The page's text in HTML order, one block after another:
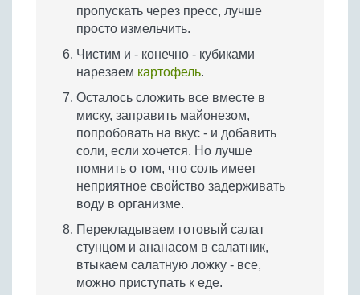
пропускать через пресс, лучше
просто измельчить.
Чистим и - конечно - кубиками
нарезаем картофель.
Осталось сложить все вместе в
миску, заправить майонезом,
попробовать на вкус - и добавить
соли, если хочется. Но лучше
помнить о том, что соль имеет
неприятное свойство задерживать
воду в организме.
Перекладываем готовый салат
стунцом и ананасом в салатник,
втыкаем салатную ложку - все,
можно приступать к еде.